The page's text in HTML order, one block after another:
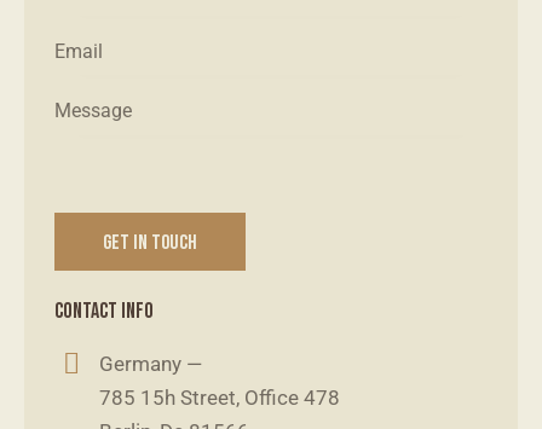
CONTACT INFO
Germany —
785 15h Street, Office 478